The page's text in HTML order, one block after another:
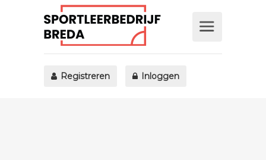
Registreren Inloggen